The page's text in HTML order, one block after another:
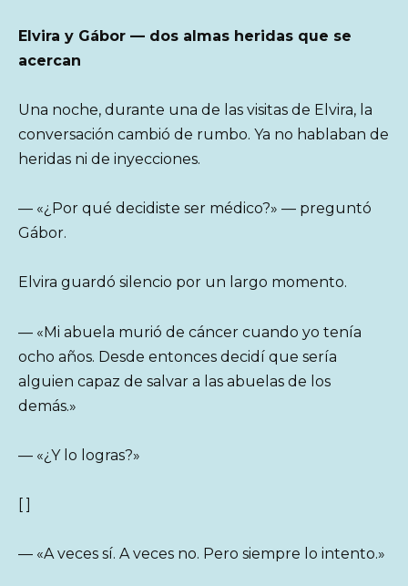
Elvira y Gábor — dos almas heridas que se
acercan
Una noche, durante una de las visitas de Elvira, la
conversación cambió de rumbo. Ya no hablaban de
heridas ni de inyecciones.
— «¿Por qué decidiste ser médico?» — preguntó
Gábor.
Elvira guardó silencio por un largo momento.
— «Mi abuela murió de cáncer cuando yo tenía
ocho años. Desde entonces decidí que sería
alguien capaz de salvar a las abuelas de los
demás.»
— «¿Y lo logras?»
[ ]
— «A veces sí. A veces no. Pero siempre lo intento.»